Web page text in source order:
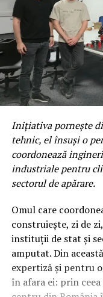
Inițiativa pornește
tehnic, el însuși o
coordonează
industriale pentru
sectorul de apărare.
Omul care
construiește, zi de
instituții de stat și
amputat. Din
expertiză și pentru
în afara ei: prin